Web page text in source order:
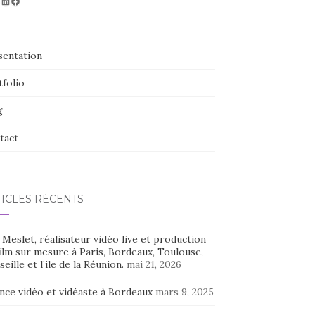
RÉCENTS
réalisateur vidéo live et production
sur mesure à Paris, Bordeaux, Toulouse,
et l’ile de la Réunion. mai 21, 2026
vidéo et vidéaste à Bordeaux mars 9, 2025